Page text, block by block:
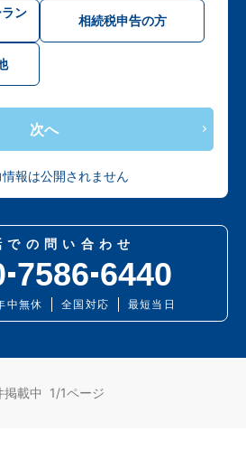
ン
相続税申告の方
次へ
情報は公開されません
での問い合わせ
7586 6440
中無休 全国対応 最短当日
掲載中 1/1ページ